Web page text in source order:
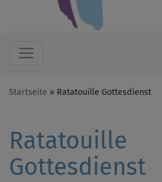
Hauptnavigation
Startseite Ratatouille Gottesdienst
Ratatouille
Gottesdienst